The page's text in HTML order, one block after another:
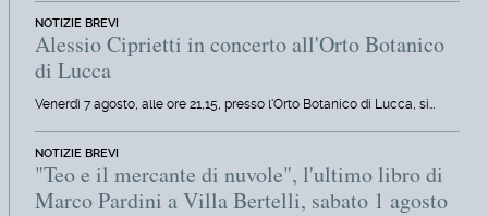
NOTIZIE BREVI
Alessio Ciprietti in concerto all'Orto Botanico
di Lucca
Venerdì 7 agosto, alle ore 21,15, presso l'Orto Botanico di Lucca, si…
NOTIZIE BREVI
"Teo e il mercante di nuvole", l'ultimo libro di
Marco Pardini a Villa Bertelli, sabato 1 agosto